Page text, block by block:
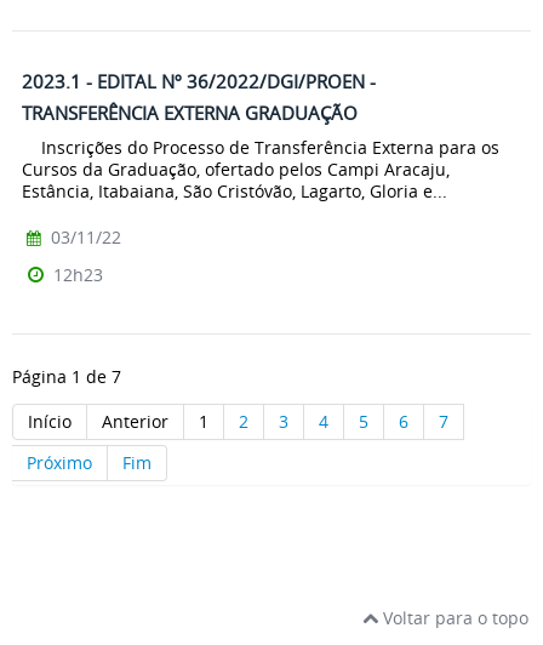
2023.1 - EDITAL Nº 36/2022/DGI/PROEN -
TRANSFERÊNCIA EXTERNA GRADUAÇÃO
Inscrições do Processo de Transferência Externa para os
Cursos da Graduação, ofertado pelos Campi Aracaju,
Estância, Itabaiana, São Cristóvão, Lagarto, Gloria e...
03/11/22
12h23
Página 1 de 7
Início
Anterior 1 2 3 4 5 6
7
Próximo
Fim
Voltar para o topo